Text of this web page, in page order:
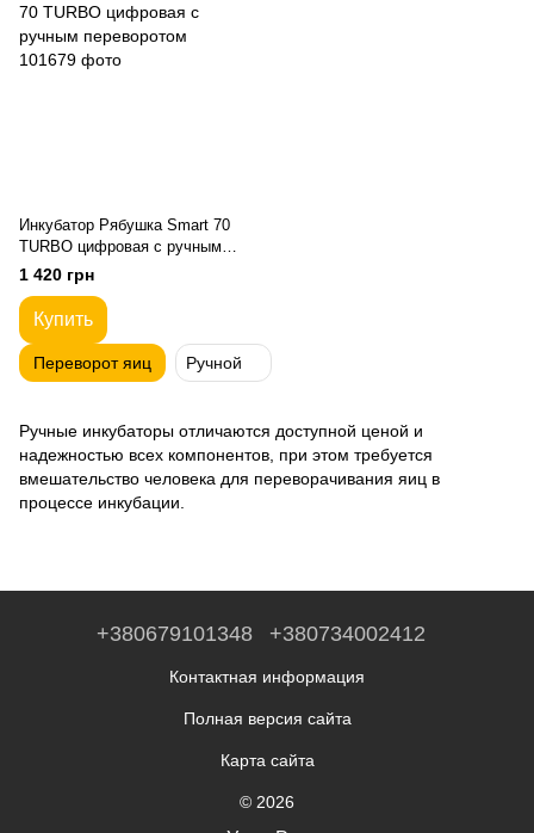
Инкубатор Рябушка Smart 70
TURBO цифровая с ручным
переворотом
1 420 грн
Купить
Ручные инкубаторы отличаются доступной ценой и
надежностью всех компонентов, при этом требуется
вмешательство человека для переворачивания яиц в
процессе инкубации.
Переворот яиц Ручной
+380679101348 +380734002412
Контактная информация
Полная версия сайта
Карта сайта
© 2026